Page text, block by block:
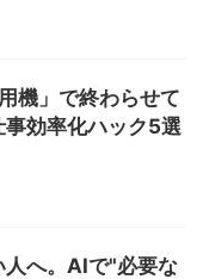
機」で終わらせて
効率化ハック5選
へ。AIで"必要な